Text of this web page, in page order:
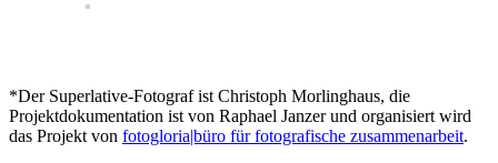
*Der Superlative-Fotograf ist Christoph Morlinghaus, die
Projektdokumentation ist von Raphael Janzer und organisiert wird
das Projekt von fotogloria|büro für fotografische zusammenarbeit.